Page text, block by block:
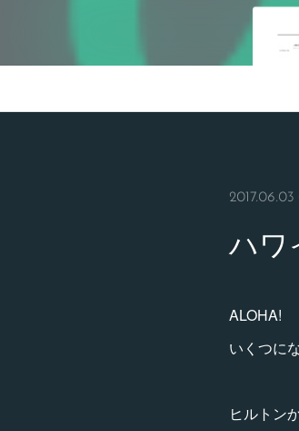
ハ
ALOHA!
いくつに
ヒルトン